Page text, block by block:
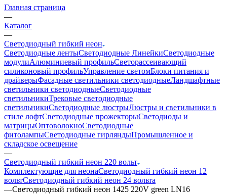
Главная страница
—
Каталог
—
Светодиодный гибкий неон
Светодиодные лентыСветодиодные ЛинейкиСветодиодные
модулиАлюминиевый профильСветорассеивающий
силиконовый профильУправление светомБлоки питания и
драйверыФасадные светильники светодиодныеЛандшафтные
светильники светодиодныеСветодиодные
светильникиТрековые светодиодные
светильникиСветодиодные люстрыЛюстры и светильники в
стиле лофтСветодиодные прожекторыСветодиоды и
матрицыОптоволокноСветодиодные
фитолампыСветодиодные гирляндыПромышленное и
складское освещение
—
Светодиодный гибкий неон 220 вольт
Комплектующие для неонаСветодиодный гибкий неон 12
вольтСветодиодный гибкий неон 24 вольта
—Светодиодный гибкий неон 1425 220V green LN16